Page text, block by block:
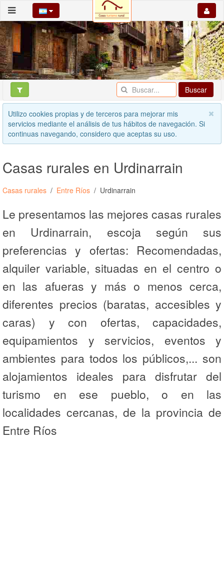
Buscar
Utilizo cookies propias y de terceros para mejorar mis
servicios mediante el análisis de tus hábitos de navegación. Si
continuas navegando, considero que aceptas su uso.
Casas rurales en Urdinarrain
Casas rurales Entre Ríos Urdinarrain
Le presentamos las mejores casas rurales
en Urdinarrain, escoja según sus
preferencias y ofertas: Recomendadas,
alquiler variable, situadas en el centro o
en las afueras y más o menos cerca,
diferentes precios (baratas, accesibles y
caras) y con ofertas, capacidades,
equipamientos y servicios, eventos y
ambientes para todos los públicos,... son
alojamientos ideales para disfrutar del
turismo en ese pueblo, o en las
localidades cercanas, de la provincia de
Entre Ríos